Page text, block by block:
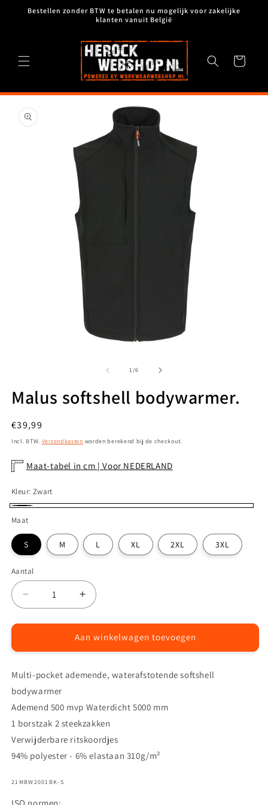
naar de
Bestellen zonder BTW te betalen nu mogelijk voor zakelijke
klanten vanuit België
Winkelwagen
direct naar
1/van
6
Malus softshell bodywarmer.
Normale
prijs
€39,99
Incl. BTW. Verzendkosten worden berekend bij de checkout.
Maat-tabel in cm | Voor NEDERLAND
Kleur: Zwart
Maat
S M L XL 2XL 3XL
Aantal
Aantal
Aantal
verlagen
voor
softshell
Aantal
verhogen
voor
Malus
softshell
Aan winkelwagen toevoegen
Multi-pocket ademende, waterafstotende softshell
bodywarmer
Ademend 500 mvp Waterdicht 5000 mm
1 borstzak 2 steekzakken
Verwijderbare ritskoordjes
94% polyester - 6% elastaan 310g/m²
SKU:
21MBW2001BK-S